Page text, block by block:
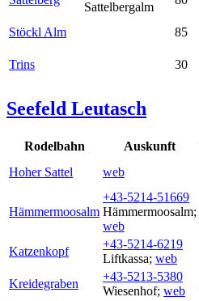
Sattelbergalm
Stöckl Alm 85
Trins 30
Seefeld Leutasch
Rodelbahn Auskunft
Hoher Sattel
web
Hämmermoosalm
+43-5214-51669
Hämmermoosalm;
web
Katzenkopf
+43-5214-6219
Liftkassa; web
Kreidegraben
+43-5213-5380
Wiesenhof; web